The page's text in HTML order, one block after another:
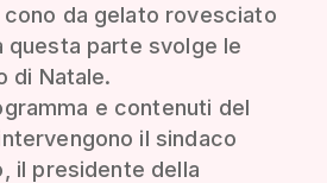
da gelato rovesciato
questa parte svolge le
di Natale.
e contenuti del
il sindaco
il presidente della